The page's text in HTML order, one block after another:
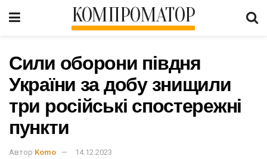
КОМПРОМАТОР
Сили оборони півдня
України за добу знищили
три російські спостережні
пункти
Автор Komo 14.12.2023